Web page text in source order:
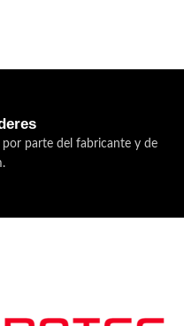
por parte del fabricante y de